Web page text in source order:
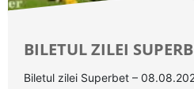
BILETUL ZILEI
Biletul zilei Superbet –